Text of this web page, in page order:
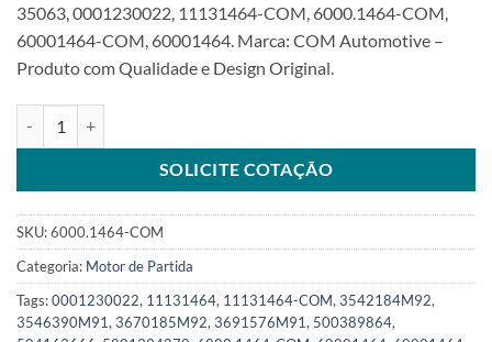
35063, 0001230022, 11131464-COM, 6000.1464-COM,
60001464-COM, 60001464. Marca: COM Automotive –
Produto com Qualidade e Design Original.
SOLICITE COTAÇÃO
SKU:6000.1464-COM
Categoria: Motor de Partida
Tags:0001230022, 11131464, 11131464-COM, 3542184M92,
3546390M91, 3670185M92, 3691576M91, 500389864,